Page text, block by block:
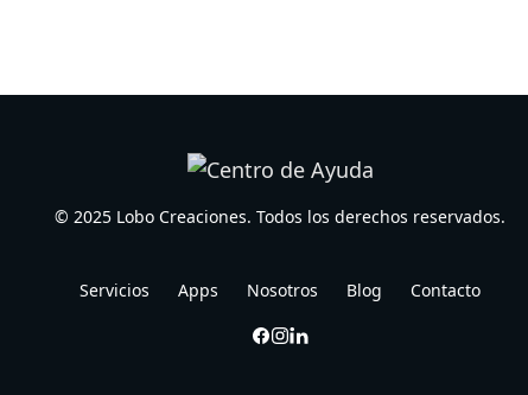
© 2025 Lobo Creaciones. Todos los derechos reservados.
Servicios Apps Nosotros Blog Contacto